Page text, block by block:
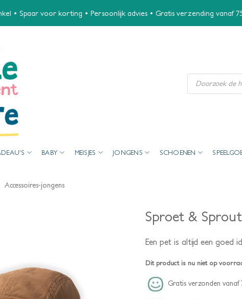
• Spaar voor korting • Persoonlijk advies • Gratis verzending vanaf
Producten
zoeken
BABY MEISJES JONGENS SCHOENEN
Accessoires-jongens
Sproet &
Een pet is altijd een goed
Dit product is nu niet op
Gratis verzonden vanaf